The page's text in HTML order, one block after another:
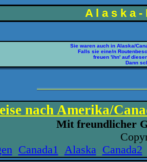
A l a s k a -
Sie waren auch in Alaska/
Falls sie eine/n
freuen 'ihn' auf
Dann
nach Amerika/
Mit freundlicher
Canada1 Alaska Canada2